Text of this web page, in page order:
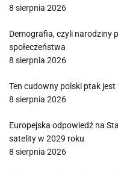
8 sierpnia 2026
Demografia, czyli narodziny
społeczeństwa
8 sierpnia 2026
Ten cudowny polski ptak
8 sierpnia 2026
Europejska odpowiedź na
satelity w 2029 roku
8 sierpnia 2026